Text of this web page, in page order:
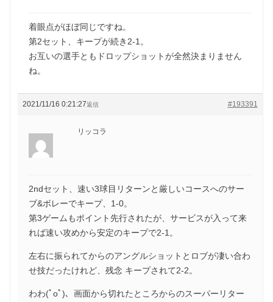
着眼点がほぼ同じですね。
第2セット、キープが続き2-1。
お互いの選手ともドロップショットが全然決まりません
ね。
2021/11/16 0:21:27 #193391
返信
リッコラ
2ndセット、速い3球目リターンと厳しいコースへのサー
ブ&ボレーでキープ、1-0。
第3ゲームもポイント先行されたが、サービスが入って来
れば速い攻めから安定のキープで2-1。
左右に振られてからのアングルショットとロブが凄い合わ
せ技だったけれど、残念 キープされて2-2。
わわ(ﾟoﾟ)、画面から切れたところからのスーパーリター